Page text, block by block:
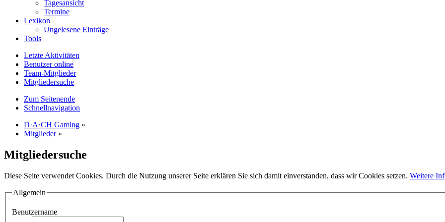
Tagesansicht
Termine
Lexikon
Ungelesene Einträge
Tools
Letzte Aktivitäten
Benutzer online
Team-Mitglieder
Mitgliedersuche
Zum Seitenende
Schnellnavigation
D·A·CH Gaming »
Mitglieder »
Mitgliedersuche
Diese Seite verwendet Cookies. Durch die Nutzung unserer Seite erklären Sie sich damit einverstanden, dass wir Cookies setzen. Weitere
Allgemein
Benutzername